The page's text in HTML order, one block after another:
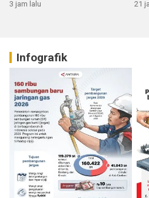
3 jam lalu 21
Infografik